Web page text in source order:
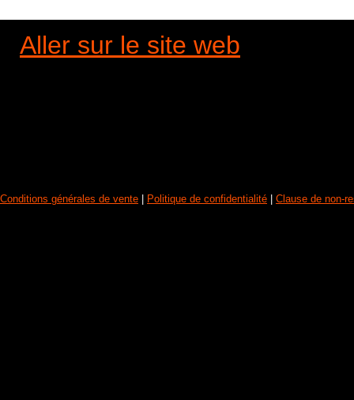
Aller sur le site web
Conditions générales de vente Politique de confidentialité Clause de non-